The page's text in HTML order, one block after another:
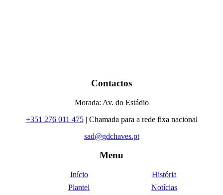
Contactos
Morada: Av. do Estádio
+351 276 011 475| Chamada para a rede fixa nacional
sad@gdchaves.pt
Menu
Início
História
Plantel
Notícias